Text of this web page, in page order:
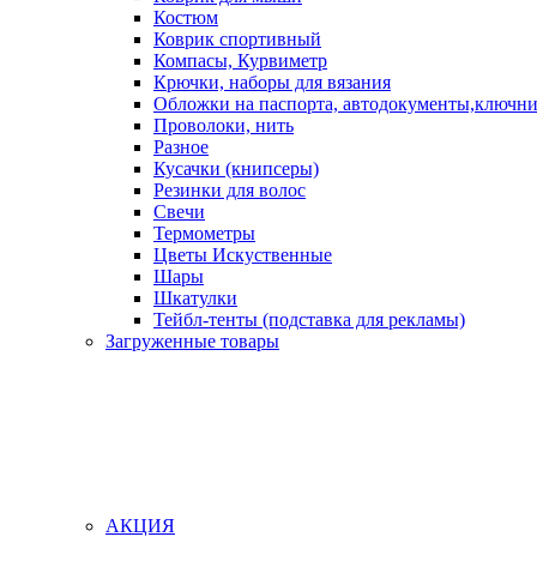
Костюм
Коврик спортивный
Компасы, Курвиметр
Крючки, наборы для вязания
Обложки на паспорта,
Проволоки, нить
Разное
Кусачки (книпсеры)
Резинки для волос
Свечи
Термометры
Цветы Искуственные
Шары
Шкатулки
Тейбл-тенты (подставка для рекламы)
Загруженные товары
АКЦИЯ